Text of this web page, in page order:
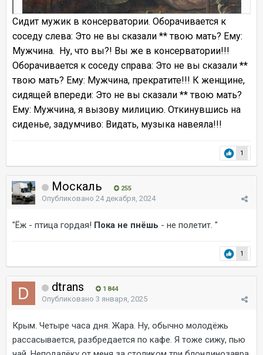
Сидит мужик в консерватории. Оборачивается к
соседу слева: Это не вы сказали ** твою мать? Ему:
Мужчина. Ну, что вы?! Вы же в консерватории!!!
Оборачивается к соседу справа: Это не вы сказали **
твою мать? Ему: Мужчина, прекратите!!! К женщине,
сидящей впереди: Это не вы сказали ** твою мать?
Ему: Мужчина, я вызову милицию. Откинувшись на
сиденье, задумчиво: Видать, музыка навеяла!!!
1
Москаль 255
Опубликовано 24 декабря, 2024
"Ёж - птица гордая! Пока не пнёшь - не полетит. "
1
dtrans 1 844
Опубликовано 3 января, 2025
Крым. Четыре часа дня. Жара. Ну, обычно молодёжь
рассасывается, разбредается по кафе. Я тоже сижу, пью